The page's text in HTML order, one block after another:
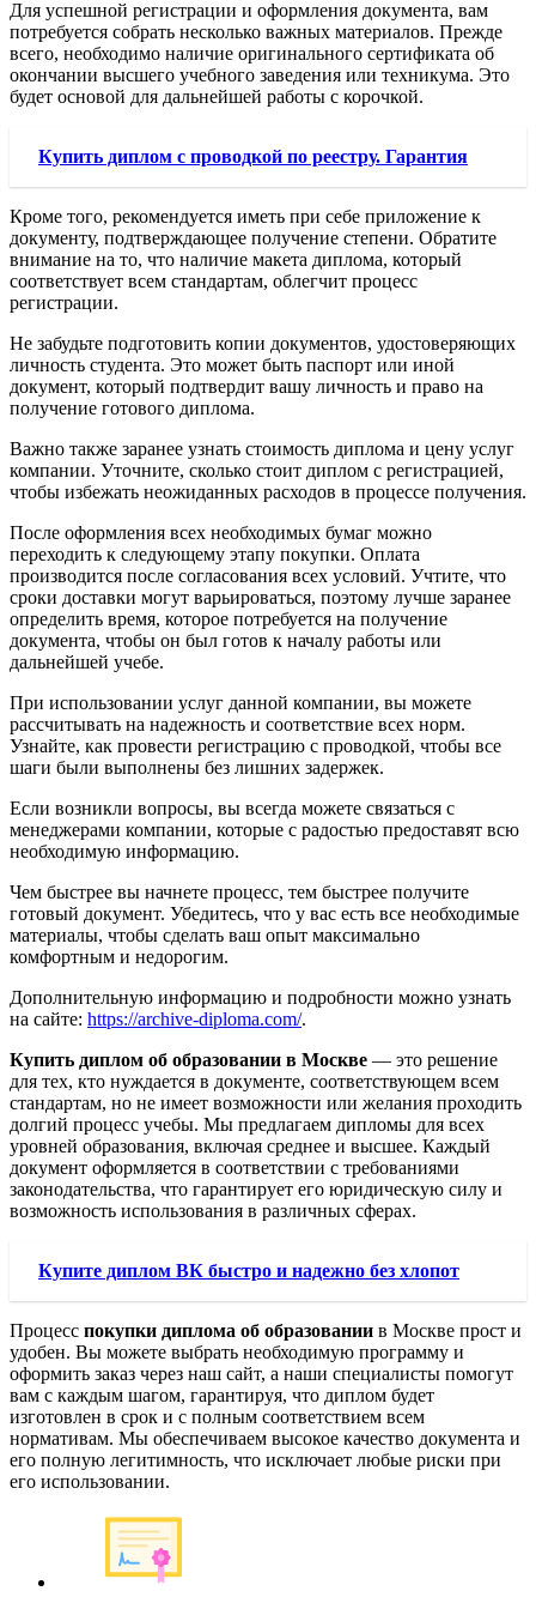
Для успешной регистрации и оформления документа, вам
потребуется собрать несколько важных материалов. Прежде
всего, необходимо наличие оригинального сертификата об
окончании высшего учебного заведения или техникума. Это
будет основой для дальнейшей работы с корочкой.
Купить диплом с проводкой по реестру. Гарантия
Кроме того, рекомендуется иметь при себе приложение к
документу, подтверждающее получение степени. Обратите
внимание на то, что наличие макета диплома, который
соответствует всем стандартам, облегчит процесс
регистрации.
Не забудьте подготовить копии документов, удостоверяющих
личность студента. Это может быть паспорт или иной
документ, который подтвердит вашу личность и право на
получение готового диплома.
Важно также заранее узнать стоимость диплома и цену услуг
компании. Уточните, сколько стоит диплом с регистрацией,
чтобы избежать неожиданных расходов в процессе получения.
После оформления всех необходимых бумаг можно
переходить к следующему этапу покупки. Оплата
производится после согласования всех условий. Учтите, что
сроки доставки могут варьироваться, поэтому лучше заранее
определить время, которое потребуется на получение
документа, чтобы он был готов к началу работы или
дальнейшей учебе.
При использовании услуг данной компании, вы можете
рассчитывать на надежность и соответствие всех норм.
Узнайте, как провести регистрацию с проводкой, чтобы все
шаги были выполнены без лишних задержек.
Если возникли вопросы, вы всегда можете связаться с
менеджерами компании, которые с радостью предоставят всю
необходимую информацию.
Чем быстрее вы начнете процесс, тем быстрее получите
готовый документ. Убедитесь, что у вас есть все необходимые
материалы, чтобы сделать ваш опыт максимально
комфортным и недорогим.
Дополнительную информацию и подробности можно узнать
на сайте: https://archive-diploma.com/.
Купить диплом об образовании в Москве — это решение
для тех, кто нуждается в документе, соответствующем всем
стандартам, но не имеет возможности или желания проходить
долгий процесс учебы. Мы предлагаем дипломы для всех
уровней образования, включая среднее и высшее. Каждый
документ оформляется в соответствии с требованиями
законодательства, что гарантирует его юридическую силу и
возможность использования в различных сферах.
Купите диплом ВК быстро и надежно без хлопот
Процесс покупки диплома об образовании в Москве прост и
удобен. Вы можете выбрать необходимую программу и
оформить заказ через наш сайт, а наши специалисты помогут
вам с каждым шагом, гарантируя, что диплом будет
изготовлен в срок и с полным соответствием всем
нормативам. Мы обеспечиваем высокое качество документа и
его полную легитимность, что исключает любые риски при
его использовании.